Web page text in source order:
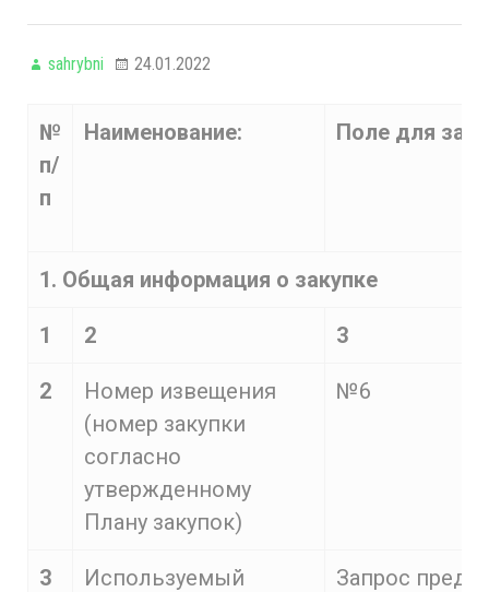
sahrybni 24.01.2022
№
п/
п
Наименование: Поле для
1. Общая информация о закупке
1 2 3
2
Номер извещения
(номер закупки
согласно
утвержденному
Плану закупок)
№6
3
Используемый
Запрос